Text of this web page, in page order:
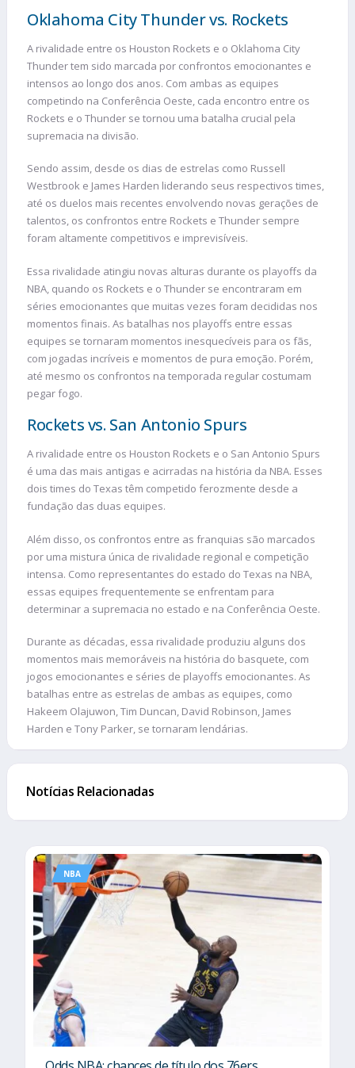
Oklahoma City Thunder vs. Rockets
A rivalidade entre os Houston Rockets e o Oklahoma City
Thunder tem sido marcada por confrontos emocionantes e
intensos ao longo dos anos. Com ambas as equipes
competindo na Conferência Oeste, cada encontro entre os
Rockets e o Thunder se tornou uma batalha crucial pela
supremacia na divisão.
Sendo assim, desde os dias de estrelas como Russell
Westbrook e James Harden liderando seus respectivos times,
até os duelos mais recentes envolvendo novas gerações de
talentos, os confrontos entre Rockets e Thunder sempre
foram altamente competitivos e imprevisíveis.
Essa rivalidade atingiu novas alturas durante os playoffs da
NBA, quando os Rockets e o Thunder se encontraram em
séries emocionantes que muitas vezes foram decididas nos
momentos finais. As batalhas nos playoffs entre essas
equipes se tornaram momentos inesquecíveis para os fãs,
com jogadas incríveis e momentos de pura emoção. Porém,
até mesmo os confrontos na temporada regular costumam
pegar fogo.
Rockets vs. San Antonio Spurs
A rivalidade entre os Houston Rockets e o San Antonio Spurs
é uma das mais antigas e acirradas na história da NBA. Esses
dois times do Texas têm competido ferozmente desde a
fundação das duas equipes.
Além disso, os confrontos entre as franquias são marcados
por uma mistura única de rivalidade regional e competição
intensa. Como representantes do estado do Texas na NBA,
essas equipes frequentemente se enfrentam para
determinar a supremacia no estado e na Conferência Oeste.
Durante as décadas, essa rivalidade produziu alguns dos
momentos mais memoráveis ​​na história do basquete, com
jogos emocionantes e séries de playoffs emocionantes. As
batalhas entre as estrelas de ambas as equipes, como
Hakeem Olajuwon, Tim Duncan, David Robinson, James
Harden e Tony Parker, se tornaram lendárias.
Notícias Relacionadas
NBA